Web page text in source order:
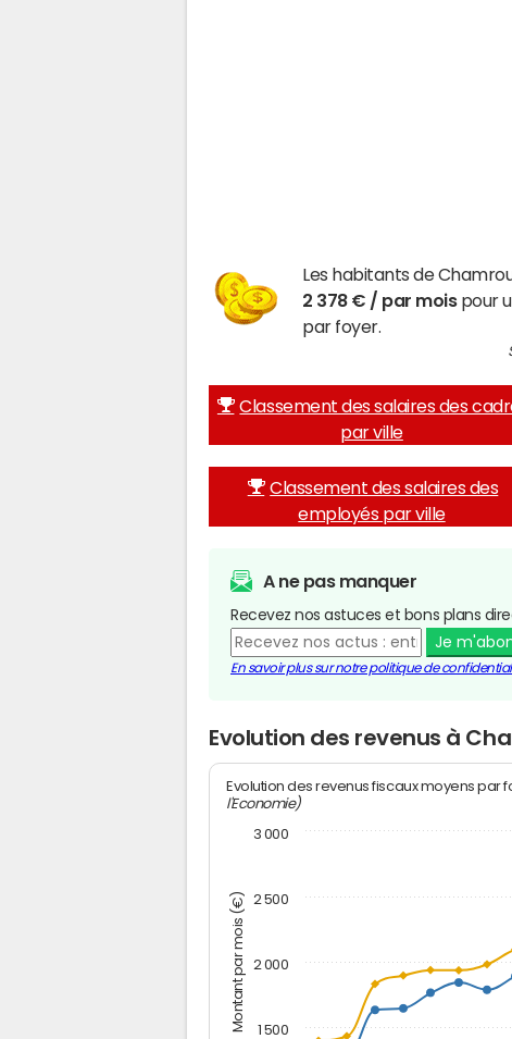
Les habitants de
2 378 € / par moispour
par foyer.
Classement des salaires des
par ville
Classement des salaires des
employés par ville
A ne pas manquer
Recevez nos astuces et bons plans
Je
En savoir plus sur notre politique de
Evolution des revenus à
Montant par mois (€)
Evolution des revenus fiscaux moyens par
l'Economie)
1 500
2 000
2 500
3 000